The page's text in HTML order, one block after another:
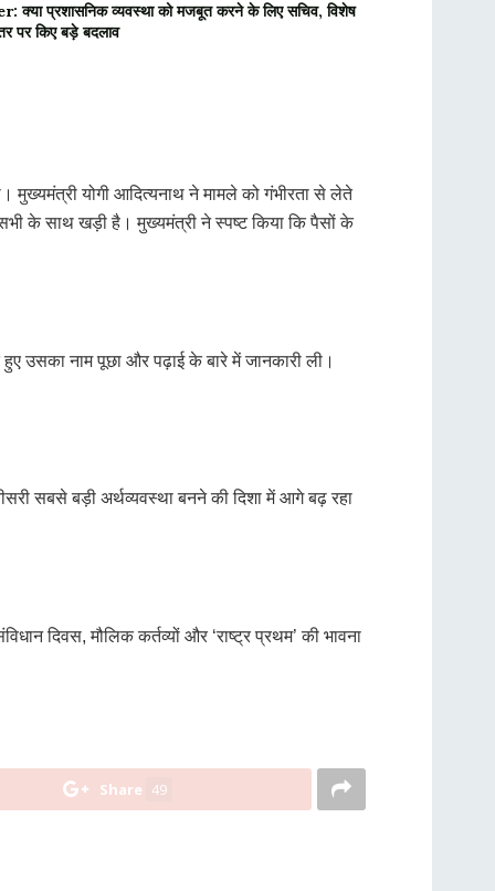
प्रशासनिक व्यवस्था को मजबूत करने के लिए सचिव, विशेष
पर किए बड़े बदलाव
योगी आदित्यनाथ ने मामले को गंभीरता से लेते
के साथ खड़ी है। मुख्यमंत्री ने स्पष्ट किया कि पैसों के
उसका नाम पूछा और पढ़ाई के बारे में जानकारी ली।
सबसे बड़ी अर्थव्यवस्था बनने की दिशा में आगे बढ़ रहा
दिवस, मौलिक कर्तव्यों और ‘राष्ट्र प्रथम’ की भावना
Share 49